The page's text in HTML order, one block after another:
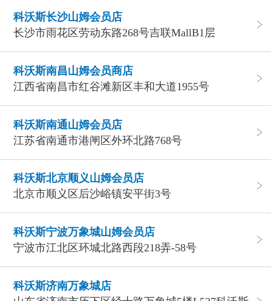
科沃斯长沙山姆会员店
长沙市雨花区劳动东路268号吉联MallB1层
科沃斯南昌山姆会员商店
江西省南昌市红谷滩新区丰和大道1955号
科沃斯南通山姆会员店
江苏省南通市港闸区外环北路768号
科沃斯北京顺义山姆会员店
北京市顺义区后沙峪镇安平街3号
科沃斯宁波万象城山姆会员店
宁波市江北区环城北路西段218弄-58号
科沃斯济南万象城店